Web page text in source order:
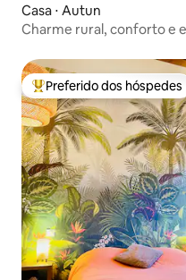
Casa ⋅ Autun
Charme rural, conforto e
Entre os melhores
Preferido dos hóspedes